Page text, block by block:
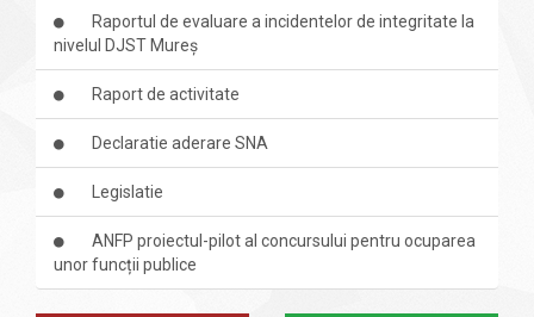
Raportul de evaluare a incidentelor de integritate la
nivelul DJST Mureș
Raport de activitate
Declaratie aderare SNA
Legislatie
ANFP proiectul-pilot al concursului pentru ocuparea
unor funcții publice